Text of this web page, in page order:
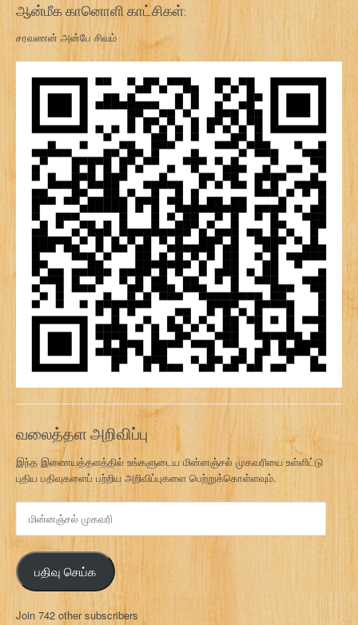
ஆன்மீக கானொளி காட்சிகள்:
சரவணன் அன்பே சிவம்
வலைத்தள அறிவிப்பு
இந்த இணையத்தளத்தில் உங்களுடைய மின்னஞ்சல் முகவரியை உள்ளிட்டு
புதிய பதிவுகளைப் பற்றிய அறிவிப்புகளை பெற்றுக்கொள்ளவும்.
ன
ஞ்
ச
ல்
க
பதிவு செய்க
Join 742 other subscribers